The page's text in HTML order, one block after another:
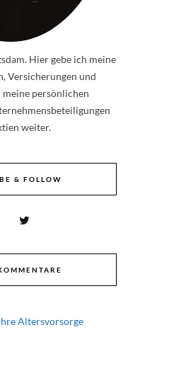
Hier gebe ich meine
Versicherungen und
meine persönlichen
weiter.
& FOLLOW
Altersvorsorge